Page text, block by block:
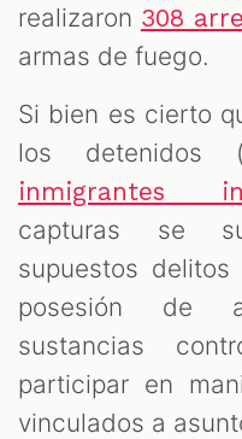
realizaron 308
armas de fuego.
Si bien es cierto
los detenidos
inmigrantes
capturas se
supuestos
posesión de
sustancias
participar en
vinculados a